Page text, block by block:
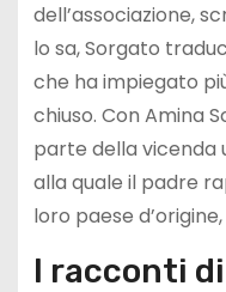
dell’associazione,
lo sa, Sorgato
che ha impiegato
chiuso. Con Amina
parte della vicenda
alla quale il padre
loro paese
I racconti